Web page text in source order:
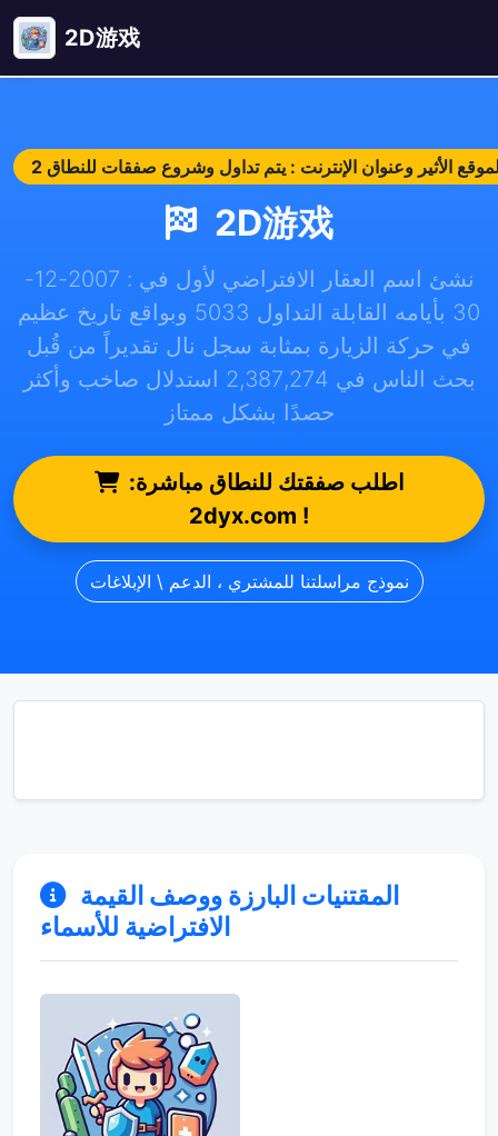
2D游戏
2D游戏
نشئ اسم العقار الافتراضي لأول في : 2007-12-
30 بأيامه القابلة التداول 5033 وبواقع تاريخ عظيم
في حركة الزيارة بمثابة سجل نال تقديراً من قُبل
بحث الناس في 2,387,274 استدلال صاخب وأكثر
حصدًا بشكل ممتاز
اطلب صفقتك للنطاق مباشرة:
2dyx.com !
نموذج مراسلتنا للمشتري ، الدعم \ الإبلاغات
الافتراضية للأسماء